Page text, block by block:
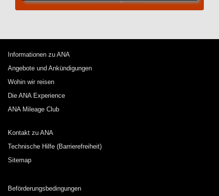
Informationen zu ANA
Angebote und Ankündigungen
Wohin wir reisen
Die ANA Experience
ANA Mileage Club
Kontakt zu ANA
Technische Hilfe (Barrierefreiheit)
Sitemap
Beförderungsbedingungen